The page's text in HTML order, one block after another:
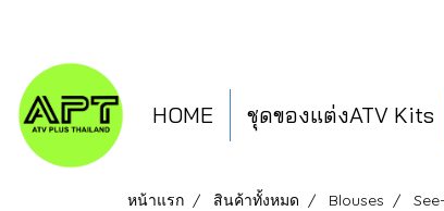
HOME ชุดของแต่งATV Kits
หน้าแรก สินค้าทั้งหมด Blouses